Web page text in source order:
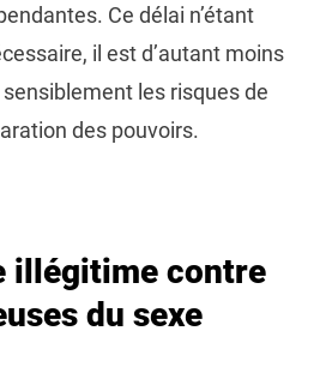
Ce délai n’étant
il est d’autant moins
les risques de
des pouvoirs.
illégitime contre
du sexe